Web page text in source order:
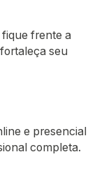
frente a
seu
e presencial
completa.